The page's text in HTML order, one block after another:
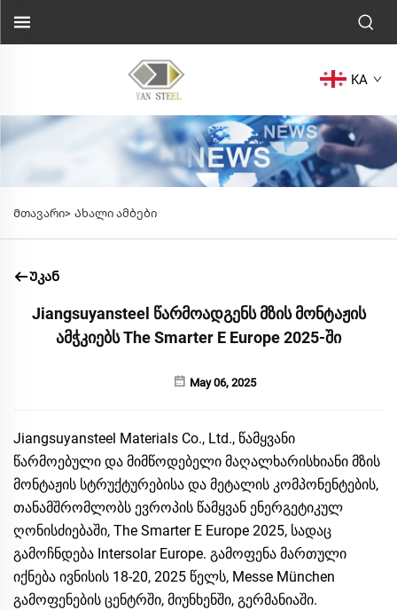
KA
Მთავარი> Ახალი ამბები
Უკან
Jiangsuyansteel წარმოადგენს მზის მონტაჟის
ამჭკიებს The Smarter E Europe 2025-ში
May 06, 2025
Jiangsuyansteel Materials Co., Ltd., წამყვანი
წარმოებული და მიმწოდებელი მაღალხარისხიანი მზის
მონტაჟის სტრუქტურებისა და მეტალის კომპონენტების,
თანამშრომლობს ევროპის წამყვან ენერგეტიკულ
ღონისძიებაში, The Smarter E Europe 2025, სადაც
გამოჩნდება Intersolar Europe. გამოფენა მართული
იქნება ივნისის 18-20, 2025 წელს, Messe München
გამოფენების ცენტრში, მიუნხენში, გერმანიაში.